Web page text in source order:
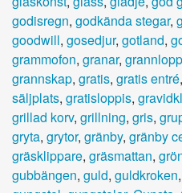
godisregn, godkända stegar,
goodwill, gosedjur, gotland,
grammofon, granar,
grannskap, gratis, gratis entré,
säljplats, gratisloppis,
grillad korv, grillning, gris,
gryta, grytor, gränby, gränby
gräsklippare, gräsmattan,
gubbängen, guld, guldkroken,